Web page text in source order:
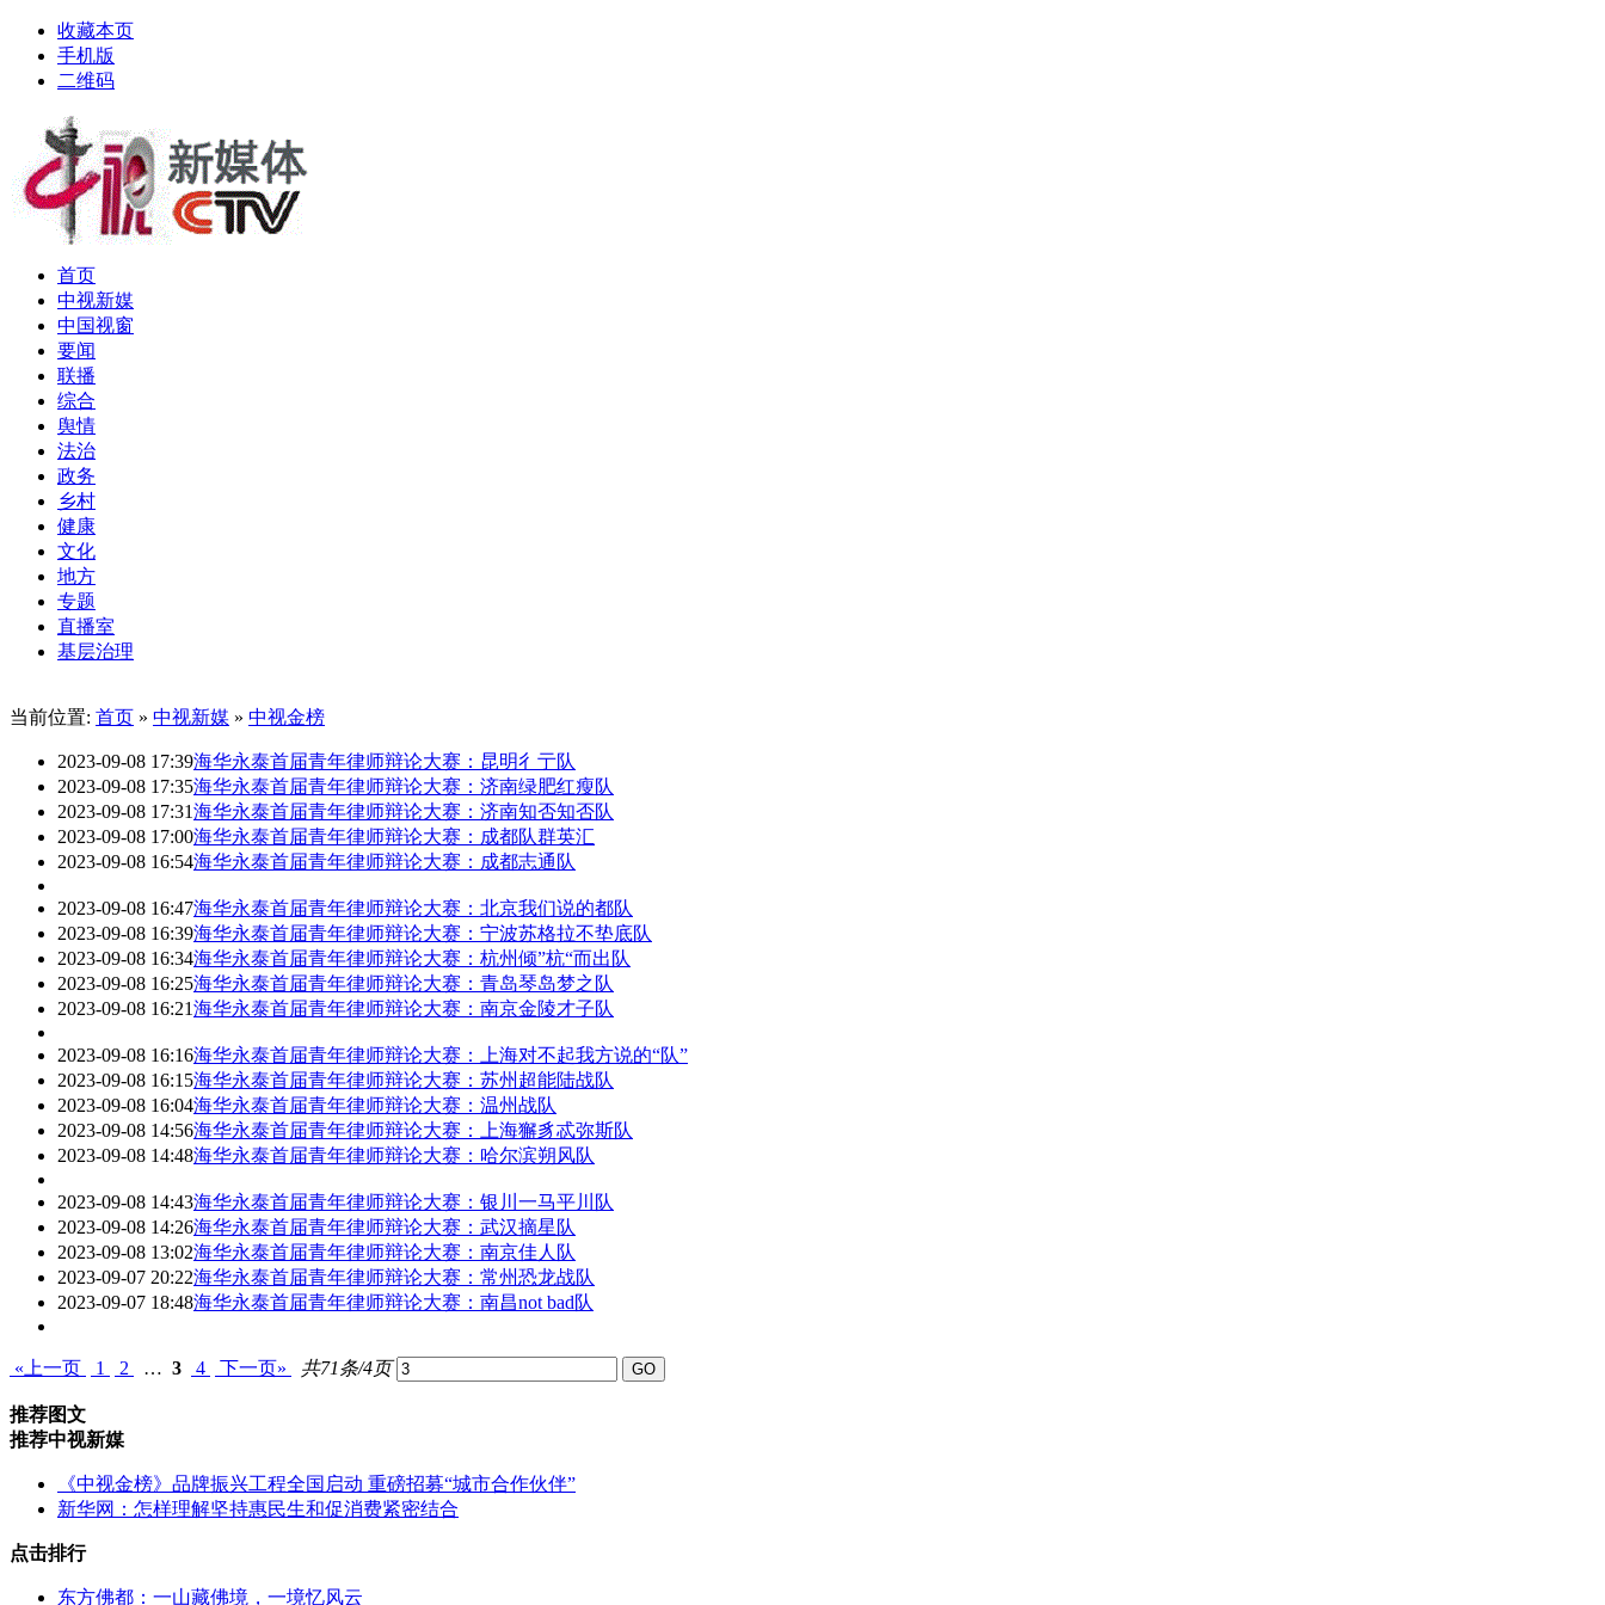
收藏本页
手机版
二维码
首页
中视新媒
中国视窗
要闻
联播
综合
舆情
法治
政务
乡村
健康
文化
地方
专题
直播室
基层治理
当前位置: 首页 » 中视新媒 » 中视金榜
2023-09-08 17:39海华永泰首届青年律师辩论大赛：昆明彳亍队
2023-09-08 17:35海华永泰首届青年律师辩论大赛：济南绿肥红瘦队
2023-09-08 17:31海华永泰首届青年律师辩论大赛：济南知否知否队
2023-09-08 17:00海华永泰首届青年律师辩论大赛：成都队群英汇
2023-09-08 16:54海华永泰首届青年律师辩论大赛：成都志通队
2023-09-08 16:47海华永泰首届青年律师辩论大赛：北京我们说的都队
2023-09-08 16:39海华永泰首届青年律师辩论大赛：宁波苏格拉不垫底队
2023-09-08 16:34海华永泰首届青年律师辩论大赛：杭州倾”杭“而出队
2023-09-08 16:25海华永泰首届青年律师辩论大赛：青岛琴岛梦之队
2023-09-08 16:21海华永泰首届青年律师辩论大赛：南京金陵才子队
2023-09-08 16:16海华永泰首届青年律师辩论大赛：上海对不起我方说的“队”
2023-09-08 16:15海华永泰首届青年律师辩论大赛：苏州超能陆战队
2023-09-08 16:04海华永泰首届青年律师辩论大赛：温州战队
2023-09-08 14:56海华永泰首届青年律师辩论大赛：上海獬豸忒弥斯队
2023-09-08 14:48海华永泰首届青年律师辩论大赛：哈尔滨朔风队
2023-09-08 14:43海华永泰首届青年律师辩论大赛：银川一马平川队
2023-09-08 14:26海华永泰首届青年律师辩论大赛：武汉摘星队
2023-09-08 13:02海华永泰首届青年律师辩论大赛：南京佳人队
2023-09-07 20:22海华永泰首届青年律师辩论大赛：常州恐龙战队
2023-09-07 18:48海华永泰首届青年律师辩论大赛：南昌not bad队
«上一页 1 2 … 3 4 下一页» 共71条/4页
推荐图文
推荐中视新媒
《中视金榜》品牌振兴工程全国启动 重磅招募“城市合作伙伴”
新华网：怎样理解坚持惠民生和促消费紧密结合
点击排行
东方佛都：一山藏佛境，一境忆风云